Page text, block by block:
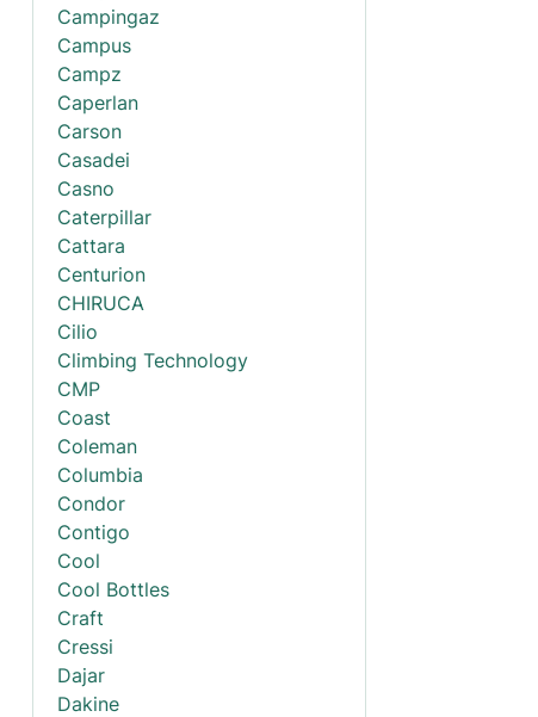
Campingaz
Campus
Campz
Caperlan
Carson
Casadei
Casno
Caterpillar
Cattara
Centurion
CHIRUCA
Cilio
Climbing Technology
CMP
Coast
Coleman
Columbia
Condor
Contigo
Cool
Cool Bottles
Craft
Cressi
Dajar
Dakine